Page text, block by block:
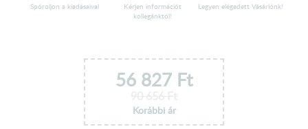
Spóroljon a kiadásaival
Kérjen információt
kollegánktól!
Legyen elégedett Vásárlónk!
56 827 Ft
Korábbi ár